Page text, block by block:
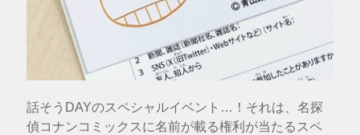
話そうDAYのスペシャルイベント…！それは、名探
偵コナンコミックスに名前が載る権利が当たるスペ